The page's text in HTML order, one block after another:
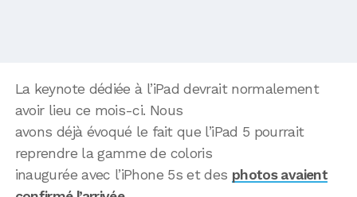
La keynote dédiée à l’iPad devrait normalement
avoir lieu ce mois-ci. Nous
avons déjà évoqué le fait que l’iPad 5 pourrait
reprendre la gamme de coloris
inaugurée avec l’iPhone 5s et des photos avaient